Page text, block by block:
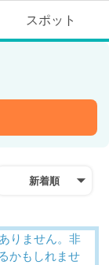
スポット
新着順
りません。非
かもしれませ